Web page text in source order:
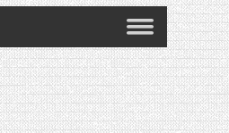
: LES MY LITTLE &
MOIS D’AVRIL 2024
POIDS SANTÉ #67 : L’AVIS
QUE LA VIE DES